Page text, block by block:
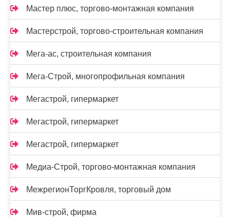
Мастер плюс, торгово-монтажная компания
Мастерстрой, торгово-строительная компания
Мега-ас, строительная компания
Мега-Строй, многопрофильная компания
Мегастрой, гипермаркет
Мегастрой, гипермаркет
Мегастрой, гипермаркет
Медиа-Строй, торгово-монтажная компания
МежрегионТоргКровля, торговый дом
Мив-строй, фирма